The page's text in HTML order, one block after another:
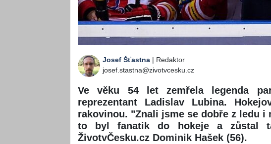
Josef Šťastna | Redaktor
josef.stastna@zivotvcesku.cz
Ve věku 54 let zemřela legenda
reprezentant Ladislav Lubina.
rakovinou. "Znali jsme se dobře z ledu
to byl fanatik do hokeje a zůstal
ŽivotvČesku.cz Dominik Hašek (56).